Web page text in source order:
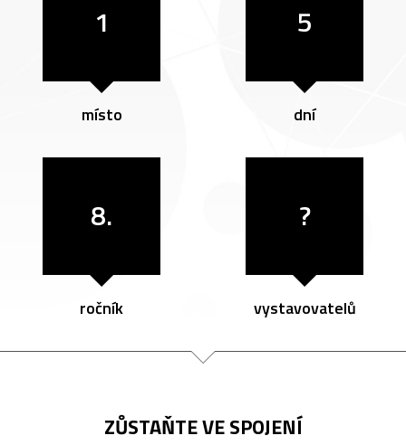
1
místo
5
dní
8.
ročník
?
vystavovatelů
ZŮSTAŇTE VE SPOJENÍ